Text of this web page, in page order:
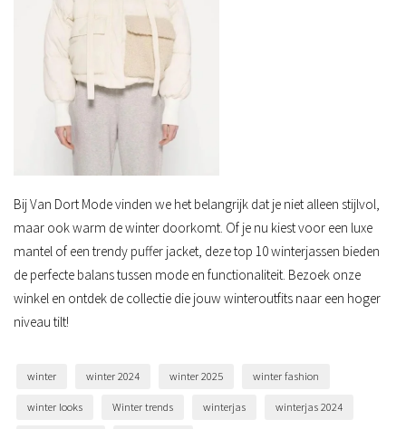
Bij Van Dort Mode vinden we het belangrijk dat je niet alleen stijlvol,
maar ook warm de winter doorkomt. Of je nu kiest voor een luxe
mantel of een trendy puffer jacket, deze top 10 winterjassen bieden
de perfecte balans tussen mode en functionaliteit. Bezoek onze
winkel en ontdek de collectie die jouw winteroutfits naar een hoger
niveau tilt!
winter winter 2024 winter 2025 winter fashion
winter looks Winter trends winterjas winterjas 2024